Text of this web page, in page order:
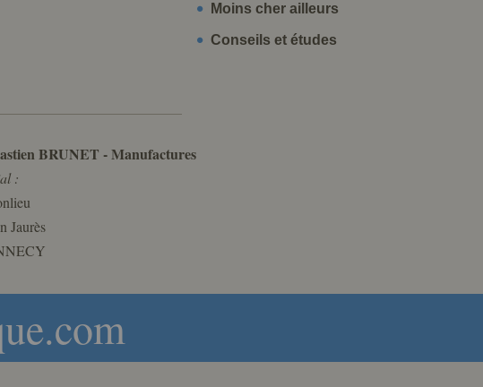
Moins cher ailleurs
Conseils et études
BRUNET - Manufactures
:
Jaurès